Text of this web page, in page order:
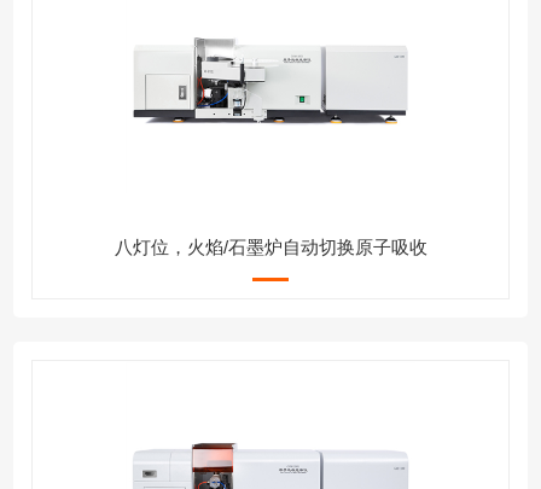
八灯位，火焰/石墨炉自动切换原子吸收